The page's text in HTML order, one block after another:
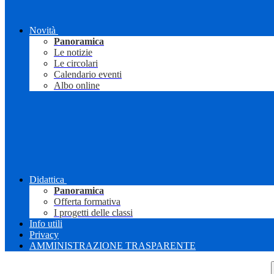
Novità
Panoramica
Le notizie
Le circolari
Calendario eventi
Albo online
Didattica
Panoramica
Offerta formativa
I progetti delle classi
Info utili
Privacy
AMMINISTRAZIONE TRASPARENTE